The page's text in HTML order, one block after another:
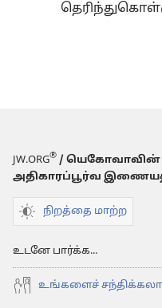
JW.ORG® / யெகோவாவின்
அதிகாரப்பூர்வ
நிறத்தை மாற்ற
உடனே பார்க்க...
உங்களைச்